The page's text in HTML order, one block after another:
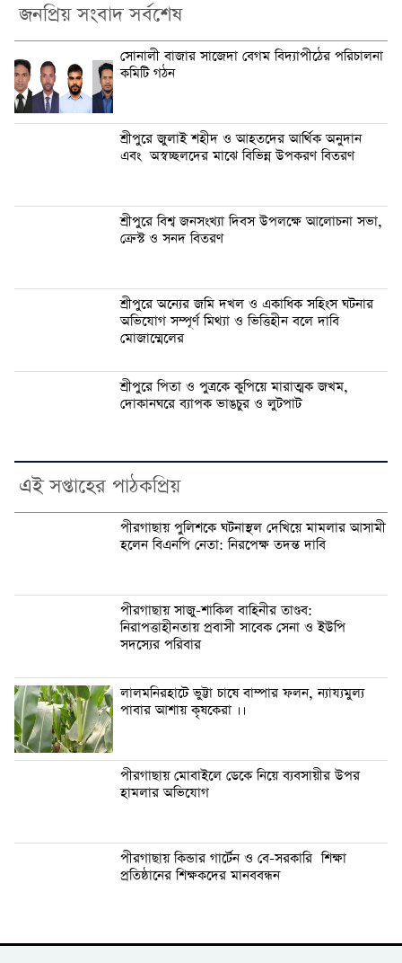
জনপ্রিয় সংবাদ সর্বশেষ
সোনালী বাজার সাজেদা বেগম বিদ্যাপীঠের পরিচালনা
কমিটি গঠন
শ্রীপুরে জুলাই শহীদ ও আহতদের আর্থিক অনুদান
এবং অস্বচ্ছলদের মাঝে বিভিন্ন উপকরণ বিতরণ
শ্রীপুরে বিশ্ব জনসংখ্যা দিবস উপলক্ষে আলোচনা সভা,
ক্রেস্ট ও সনদ বিতরণ
শ্রীপুরে অন্যের জমি দখল ও একাধিক সহিংস ঘটনার
অভিযোগ সম্পূর্ণ মিথ্যা ও ভিত্তিহীন বলে দাবি
মোজাম্মেলের
শ্রীপুরে পিতা ও পুত্রকে কুপিয়ে মারাত্মক জখম,
দোকানঘরে ব্যাপক ভাঙচুর ও লুটপাট
এই সপ্তাহের পাঠকপ্রিয়
পীরগাছায় পুলিশকে ঘটনাস্থল দেখিয়ে মামলার আসামী
হলেন বিএনপি নেতা: নিরপেক্ষ তদন্ত দাবি
পীরগাছায় সাজু-শাকিল বাহিনীর তাণ্ডব:
নিরাপত্তাহীনতায় প্রবাসী সাবেক সেনা ও ইউপি
সদস্যের পরিবার
লালমনিরহাটে ভুট্টা চাষে বাম্পার ফলন, ন্যায্যমুল্য
পাবার আশায় কৃষকেরা ।।
পীরগাছায় মোবাইলে ডেকে নিয়ে ব্যবসায়ীর উপর
হামলার অভিযোগ
পীরগাছায় কিন্ডার গার্টেন ও বে-সরকারি শিক্ষা
প্রতিষ্ঠানের শিক্ষকদের মানববন্ধন